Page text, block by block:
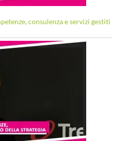
consulenza e servizi gestiti